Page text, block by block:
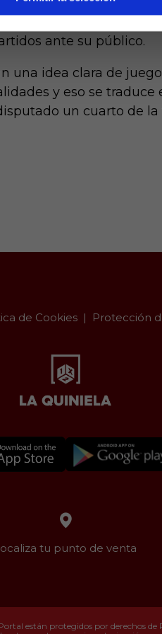
sensaciones como
ante su público.
una idea clara de
y eso se
un cuarto de la
de Cookies Protección
tu punto de venta
están protegidos por derechos